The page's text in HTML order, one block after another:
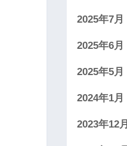
2025年7月
2025年6月
2025年5月
2024年1月
2023年12月